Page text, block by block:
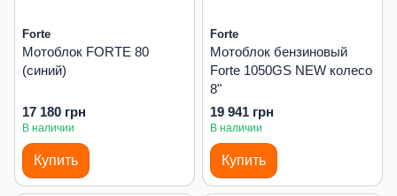
Forte
Мотоблок FORTE 80
(синий)
17 180 грн
В наличии
Купить
Forte
Мотоблок бензиновый
Forte 1050GS NEW колесо
8"
19 941 грн
В наличии
Купить